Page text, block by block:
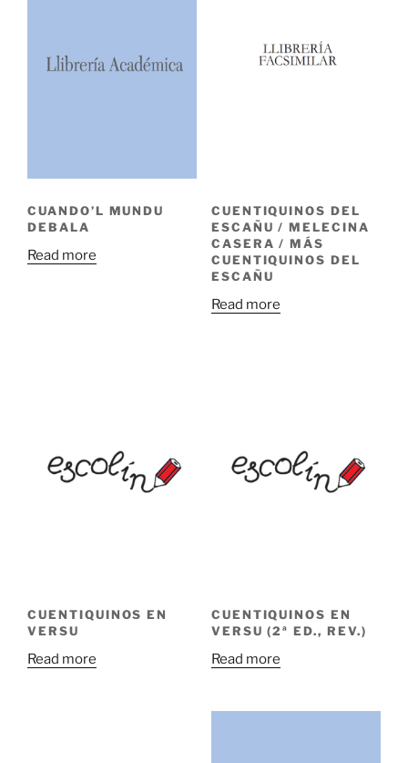
CUANDO’L MUNDU
DEBALA
Read more
CUENTIQUINOS DEL
ESCAÑU / MELECINA
CASERA / MÁS
CUENTIQUINOS DEL
ESCAÑU
Read more
CUENTIQUINOS EN
VERSU
Read more
CUENTIQUINOS EN
VERSU (2ª ED., REV.)
Read more